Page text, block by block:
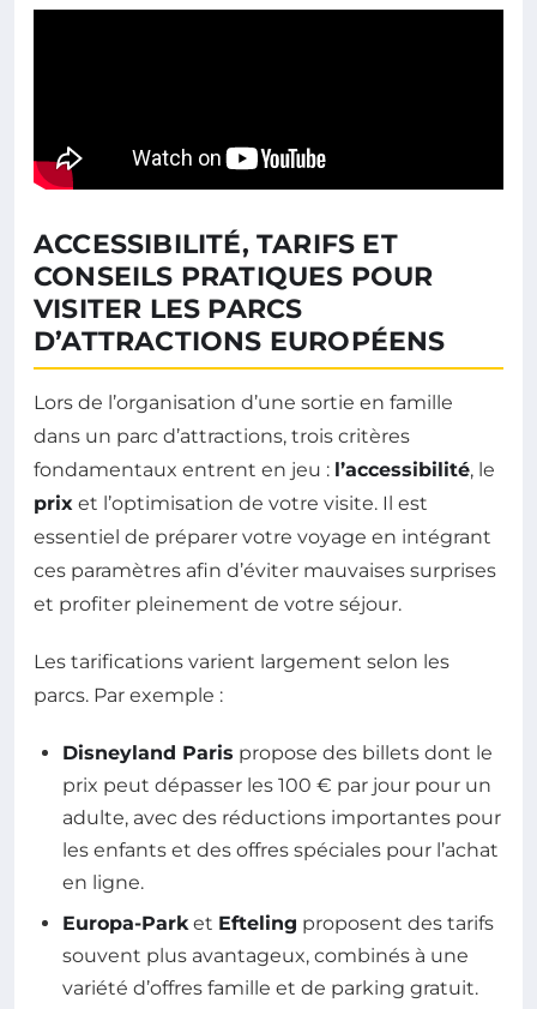
ACCESSIBILITÉ, TARIFS ET
CONSEILS PRATIQUES POUR
VISITER LES PARCS
D’ATTRACTIONS EUROPÉENS
Lors de l’organisation d’une sortie en famille
dans un parc d’attractions, trois critères
fondamentaux entrent en jeu : l’accessibilité, le
prix et l’optimisation de votre visite. Il est
essentiel de préparer votre voyage en intégrant
ces paramètres afin d’éviter mauvaises surprises
et profiter pleinement de votre séjour.
Les tarifications varient largement selon les
parcs. Par exemple :
Disneyland Paris propose des billets dont le
prix peut dépasser les 100 € par jour pour un
adulte, avec des réductions importantes pour
les enfants et des offres spéciales pour l’achat
en ligne.
Europa-Park et Efteling proposent des tarifs
souvent plus avantageux, combinés à une
variété d’offres famille et de parking gratuit.